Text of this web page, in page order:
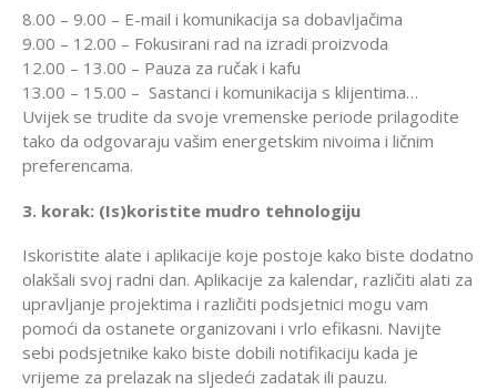
8.00 – 9.00 – E-mail i komunikacija sa dobavljačima
9.00 – 12.00 – Fokusirani rad na izradi proizvoda
12.00 – 13.00 – Pauza za ručak i kafu
13.00 – 15.00 – Sastanci i komunikacija s klijentima…
Uvijek se trudite da svoje vremenske periode prilagodite
tako da odgovaraju vašim energetskim nivoima i ličnim
preferencama.
3. korak: (Is)koristite mudro tehnologiju
Iskoristite alate i aplikacije koje postoje kako biste dodatno
olakšali svoj radni dan. Aplikacije za kalendar, različiti alati za
upravljanje projektima i različiti podsjetnici mogu vam
pomoći da ostanete organizovani i vrlo efikasni. Navijte
sebi podsjetnike kako biste dobili notifikaciju kada je
vrijeme za prelazak na sljedeći zadatak ili pauzu.